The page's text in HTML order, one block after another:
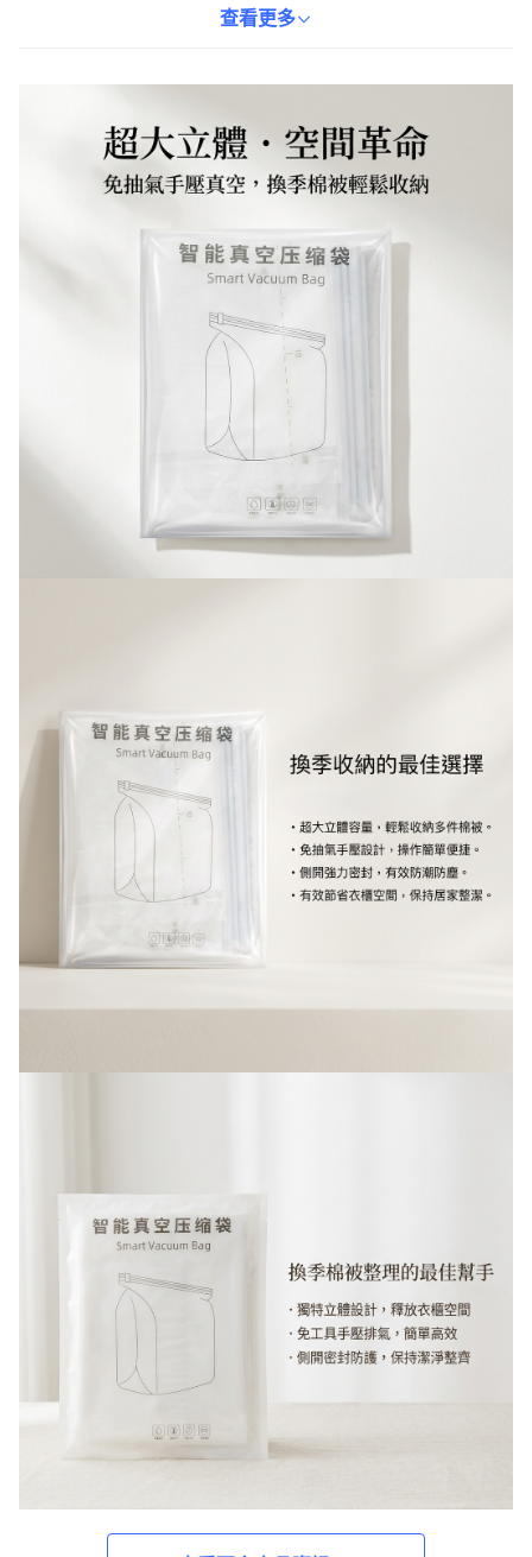
持乾淨整潔，安心度過換季時節。
查看更多